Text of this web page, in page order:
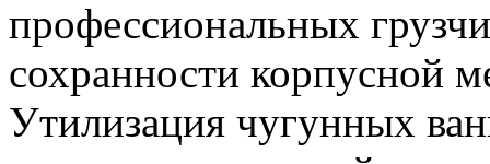
профессиональных
сохранности корпусной
Утилизация чугунных